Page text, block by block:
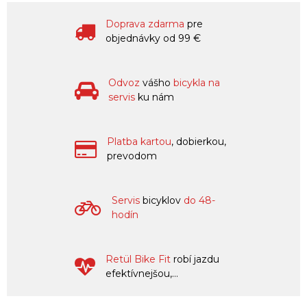
Doprava zdarma pre
objednávky od 99 €
Odvoz vášho bicykla na
servis ku nám
Platba kartou, dobierkou,
prevodom
Servis bicyklov do 48-
hodín
Retül Bike Fit robí jazdu
efektívnejšou,...